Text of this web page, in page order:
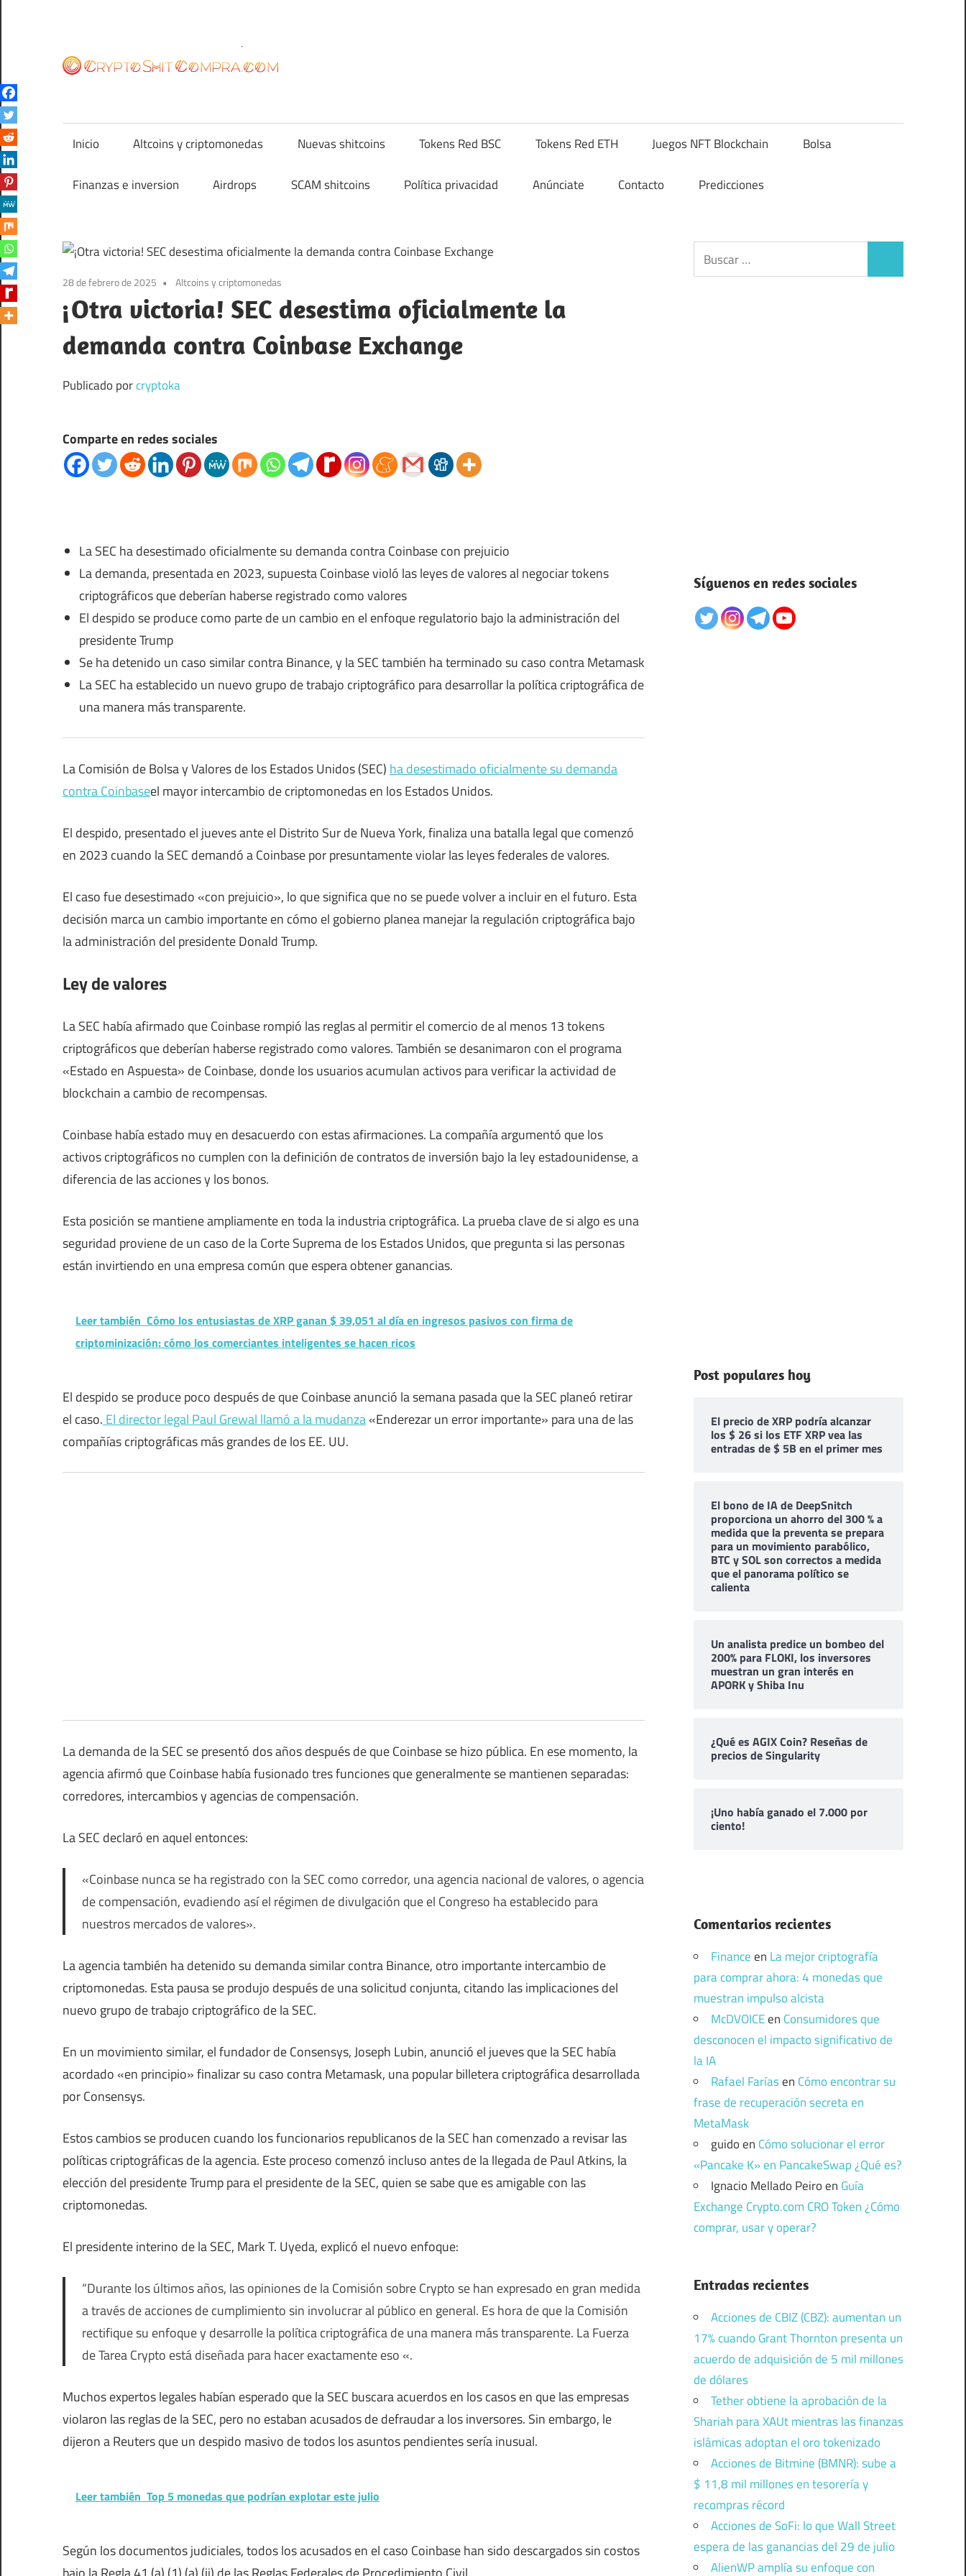
Inicio Altcoins y criptomonedas Nuevas shitcoins Tokens Red BSC Tokens Red ETH Juegos NFT Blockchain Bolsa
Finanzas e inversion Airdrops SCAM shitcoins Política privacidad Anúnciate Contacto Predicciones
28 de febrero de 2025 Altcoins y criptomonedas
¡Otra victoria! SEC desestima oficialmente la
demanda contra Coinbase Exchange
Publicado porcryptoka
Comparte en redes sociales
La SEC ha desestimado oficialmente su demanda contra Coinbase con prejuicio
La demanda, presentada en 2023, supuesta Coinbase violó las leyes de valores al negociar tokens
criptográficos que deberían haberse registrado como valores
El despido se produce como parte de un cambio en el enfoque regulatorio bajo la administración del
presidente Trump
Se ha detenido un caso similar contra Binance, y la SEC también ha terminado su caso contra Metamask
La SEC ha establecido un nuevo grupo de trabajo criptográfico para desarrollar la política criptográfica de
una manera más transparente.
La Comisión de Bolsa y Valores de los Estados Unidos (SEC) ha desestimado oficialmente su demanda
contra Coinbaseel mayor intercambio de criptomonedas en los Estados Unidos.
El despido, presentado el jueves ante el Distrito Sur de Nueva York, finaliza una batalla legal que comenzó
en 2023 cuando la SEC demandó a Coinbase por presuntamente violar las leyes federales de valores.
El caso fue desestimado «con prejuicio», lo que significa que no se puede volver a incluir en el futuro. Esta
decisión marca un cambio importante en cómo el gobierno planea manejar la regulación criptográfica bajo
la administración del presidente Donald Trump.
Ley de valores
La SEC había afirmado que Coinbase rompió las reglas al permitir el comercio de al menos 13 tokens
criptográficos que deberían haberse registrado como valores. También se desanimaron con el programa
«Estado en Aspuesta» de Coinbase, donde los usuarios acumulan activos para verificar la actividad de
blockchain a cambio de recompensas.
Coinbase había estado muy en desacuerdo con estas afirmaciones. La compañía argumentó que los
activos criptográficos no cumplen con la definición de contratos de inversión bajo la ley estadounidense, a
diferencia de las acciones y los bonos.
Esta posición se mantiene ampliamente en toda la industria criptográfica. La prueba clave de si algo es una
seguridad proviene de un caso de la Corte Suprema de los Estados Unidos, que pregunta si las personas
están invirtiendo en una empresa común que espera obtener ganancias.
Leer también Cómo los entusiastas de XRP ganan $ 39,051 al día en ingresos pasivos con firma de
criptominización: cómo los comerciantes inteligentes se hacen ricos
El despido se produce poco después de que Coinbase anunció la semana pasada que la SEC planeó retirar
el caso. El director legal Paul Grewal llamó a la mudanza«Enderezar un error importante» para una de las
compañías criptográficas más grandes de los EE. UU.
La demanda de la SEC se presentó dos años después de que Coinbase se hizo pública. En ese momento, la
agencia afirmó que Coinbase había fusionado tres funciones que generalmente se mantienen separadas:
corredores, intercambios y agencias de compensación.
La SEC declaró en aquel entonces:
«Coinbase nunca se ha registrado con la SEC como corredor, una agencia nacional de valores, o agencia
de compensación, evadiendo así el régimen de divulgación que el Congreso ha establecido para
nuestros mercados de valores».
La agencia también ha detenido su demanda similar contra Binance, otro importante intercambio de
criptomonedas. Esta pausa se produjo después de una solicitud conjunta, citando las implicaciones del
nuevo grupo de trabajo criptográfico de la SEC.
En un movimiento similar, el fundador de Consensys, Joseph Lubin, anunció el jueves que la SEC había
acordado «en principio» finalizar su caso contra Metamask, una popular billetera criptográfica desarrollada
por Consensys.
Estos cambios se producen cuando los funcionarios republicanos de la SEC han comenzado a revisar las
políticas criptográficas de la agencia. Este proceso comenzó incluso antes de la llegada de Paul Atkins, la
elección del presidente Trump para el presidente de la SEC, quien se sabe que es amigable con las
criptomonedas.
El presidente interino de la SEC, Mark T. Uyeda, explicó el nuevo enfoque:
“Durante los últimos años, las opiniones de la Comisión sobre Crypto se han expresado en gran medida
a través de acciones de cumplimiento sin involucrar al público en general. Es hora de que la Comisión
rectifique su enfoque y desarrolle la política criptográfica de una manera más transparente. La Fuerza
de Tarea Crypto está diseñada para hacer exactamente eso «.
Muchos expertos legales habían esperado que la SEC buscara acuerdos en los casos en que las empresas
violaron las reglas de la SEC, pero no estaban acusados ​​de defraudar a los inversores. Sin embargo, le
dijeron a Reuters que un despido masivo de todos los asuntos pendientes sería inusual.
Leer también Top 5 monedas que podrían explotar este julio
Según los documentos judiciales, todos los acusados ​​en el caso Coinbase han sido descargados sin costos
Buscar:
Síguenos en redes sociales
Post populares hoy
El precio de XRP podría alcanzar
los $ 26 si los ETF XRP vea las
entradas de $ 5B en el primer mes
El bono de IA de DeepSnitch
proporciona un ahorro del 300 % a
medida que la preventa se prepara
para un movimiento parabólico,
BTC y SOL son correctos a medida
que el panorama político se
calienta
Un analista predice un bombeo del
200% para FLOKI, los inversores
muestran un gran interés en
APORK y Shiba Inu
¿Qué es AGIX Coin? Reseñas de
precios de Singularity
¡Uno había ganado el 7.000 por
ciento!
Comentarios recientes
Financeen La mejor criptografía
para comprar ahora: 4 monedas que
muestran impulso alcista
McDVOICEen Consumidores que
desconocen el impacto significativo de
la IA
Rafael Faríasen Cómo encontrar su
frase de recuperación secreta en
MetaMask
guidoen Cómo solucionar el error
«Pancake K» en PancakeSwap ¿Qué es?
Ignacio Mellado Peiroen Guía
Exchange Crypto.com CRO Token ¿Cómo
comprar, usar y operar?
Entradas recientes
Acciones de CBIZ (CBZ): aumentan un
17% cuando Grant Thornton presenta un
acuerdo de adquisición de 5 mil millones
de dólares
Tether obtiene la aprobación de la
Shariah para XAUt mientras las finanzas
islámicas adoptan el oro tokenizado
Acciones de Bitmine (BMNR): sube a
$ 11,8 mil millones en tesorería y
recompras récord
Acciones de SoFi: lo que Wall Street
espera de las ganancias del 29 de julio
AlienWP amplía su enfoque con